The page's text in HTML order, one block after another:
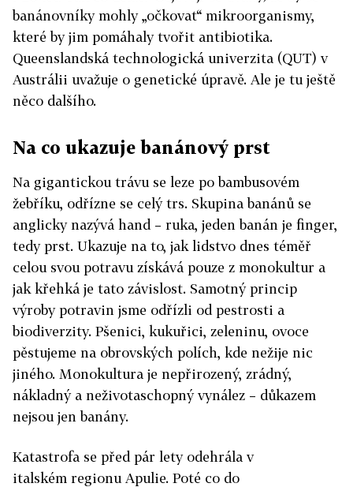
banánovníky mohly „očkovat“ mikroorganismy,
které by jim pomáhaly tvořit antibiotika.
Queenslandská technologická univerzita (QUT) v
Austrálii uvažuje o genetické úpravě. Ale je tu ještě
něco dalšího.
Na co ukazuje banánový prst
Na gigantickou trávu se leze po bambusovém
žebříku, odřízne se celý trs. Skupina banánů se
anglicky nazývá hand – ruka, jeden banán je finger,
tedy prst. Ukazuje na to, jak lidstvo dnes téměř
celou svou potravu získává pouze z monokultur a
jak křehká je tato závislost. Samotný princip
výroby potravin jsme odřízli od pestrosti a
biodiverzity. Pšenici, kukuřici, zeleninu, ovoce
pěstujeme na obrovských polích, kde nežije nic
jiného. Monokultura je nepřirozený, zrádný,
nákladný a neživotaschopný vynález – důkazem
nejsou jen banány.
Katastrofa se před pár lety odehrála v
italském regionu Apulie. Poté co do